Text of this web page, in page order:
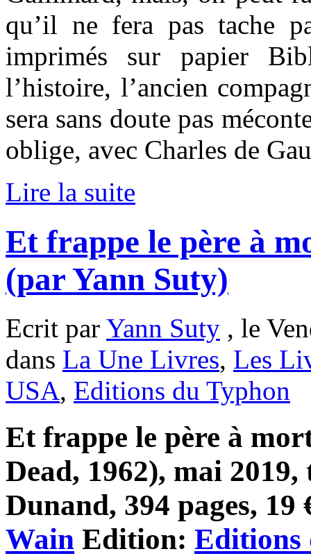
qu’il ne fera pas tache
imprimés sur papier
l’histoire, l’ancien
sera sans doute pas
oblige, avec Charles de
Lire la suite
Et frappe le père à
(par Yann Suty)
Ecrit par Yann Suty , le
dans La Une Livres, Les
USA, Editions du Typhon
Et frappe le père à
Dead, 1962), mai
Dunand, 394 pages,
Wain Edition: Editions